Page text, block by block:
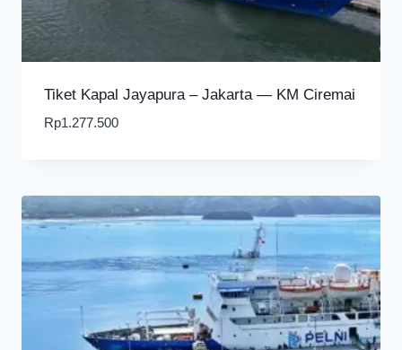
Tiket Kapal Jayapura – Jakarta — KM Ciremai
Rp1.277.500